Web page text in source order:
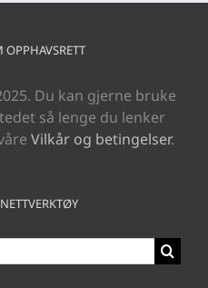
Du kan gjerne bruke
så lenge du lenker
Vilkår og betingelser.